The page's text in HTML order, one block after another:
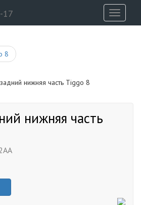
17
Toggle
8
нижняя часть